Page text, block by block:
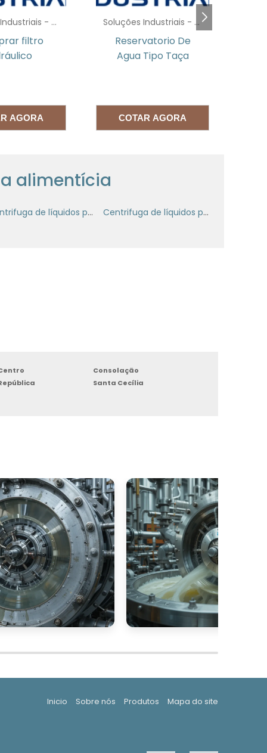
Soluções Industriais - AC
De
Taça
AGORA
Soluções Industriais - AC
Serviço de
manutenção de
COTAR AGORA
alimentícia
Centrifuga de líquidos para indústria alimentícia
Centrifuga de líquidos para indústrias
Consolação
Santa Cecília
Inicio Sobre nós Produtos Mapa do site